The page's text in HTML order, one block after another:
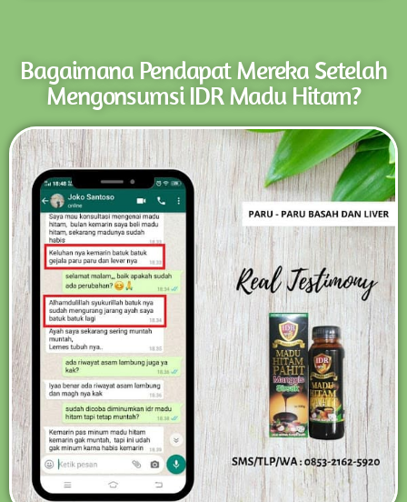
Bagaimana Pendapat Mereka Setelah
Mengonsumsi IDR Madu Hitam?